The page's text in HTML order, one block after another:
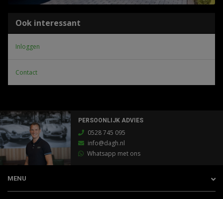
Ook interessant
Inloggen
Contact
PERSOONLIJK ADVIES
0528 745 095
info@dagh.nl
Whatsapp met ons
MENU